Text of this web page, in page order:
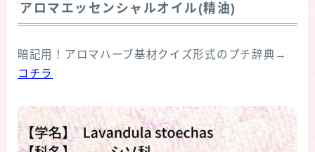
アロマエッセンシャルオイル(精油)
暗記用！アロマハーブ基材クイズ形式のプチ辞典→
コチラ